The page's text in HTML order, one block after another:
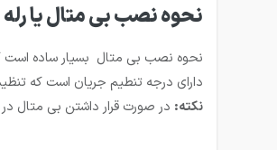
نحوه نصب بی متال یا رله
نحوه نصب بی متال بسیار ساده است
دارای درجه تنطیم جریان است که
نکته: در صورت قرار داشتن بی متال